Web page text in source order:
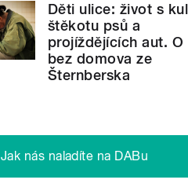
Děti ulice: život s
štěkotu psů a
projíždějících aut. O
bez domova ze
Šternberska
Jak nás naladíte na DABu